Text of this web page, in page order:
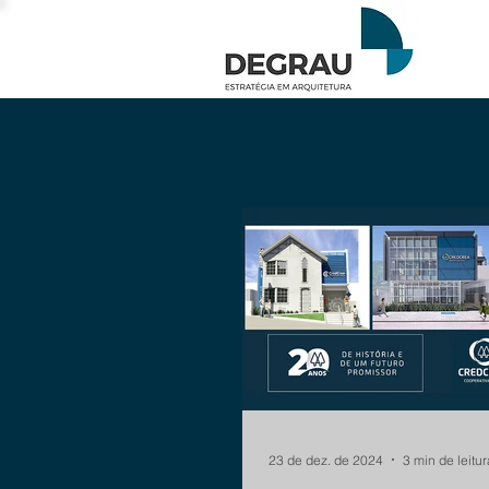
23 de dez. de 2024 3 min de